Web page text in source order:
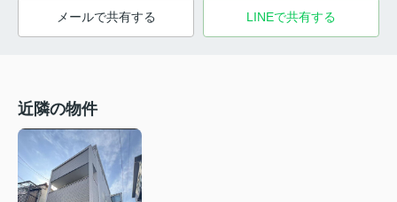
メールで共有する LINEで共有する
近隣の物件